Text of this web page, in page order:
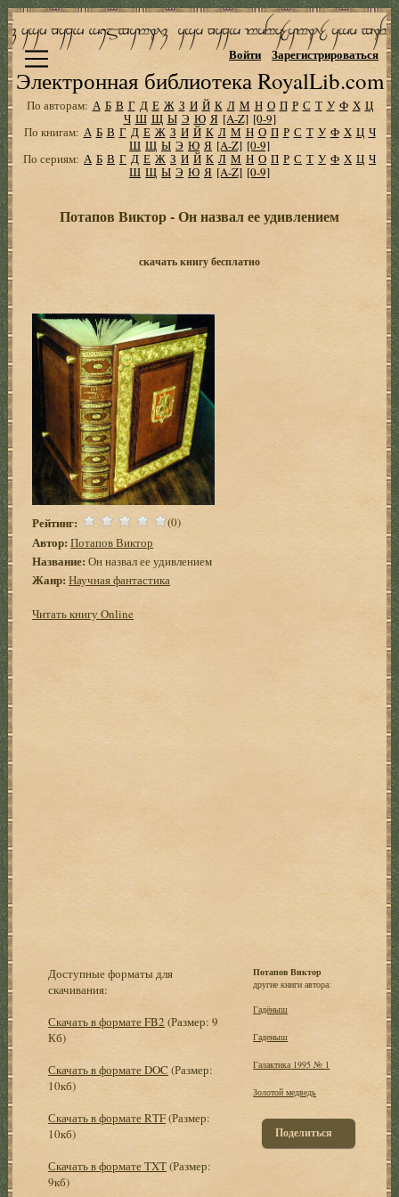
Электронная библиотека RoyalLib.com
Войти Зарегистрироваться
По авторам: А Б В Г Д Е Ж З И Й К Л М Н О П Р С Т У Ф Х Ц
Ч Ш Щ Ы Э Ю Я [A-Z] [0-9]
По книгам: А Б В Г Д Е Ж З И Й К Л М Н О П Р С Т У Ф Х Ц Ч
Ш Щ Ы Э Ю Я [A-Z] [0-9]
По сериям: А Б В Г Д Е Ж З И Й К Л М Н О П Р С Т У Ф Х Ц Ч
Ш Щ Ы Э Ю Я [A-Z] [0-9]
Потапов Виктор - Он назвал ее удивлением
скачать книгу бесплатно
Рейтинг: (0)
Автор: Потапов Виктор
Название: Он назвал ее удивлением
Жанр: Научная фантастика
Читать книгу Online
Доступные форматы для
скачивания:
Скачать в формате FB2 (Размер: 9
Кб)
Скачать в формате DOC (Размер:
10кб)
Скачать в формате RTF(Размер:
10кб)
Скачать в формате TXT(Размер:
9кб)
Потапов Виктор
другие книги автора:
Гадёныш
Гаденыш
Галактика 1995 № 1
Золотой медведь
Поделиться